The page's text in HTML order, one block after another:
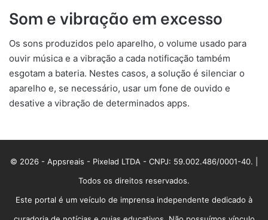
Som e vibração em excesso
Os sons produzidos pelo aparelho, o volume usado para
ouvir música e a vibração a cada notificação também
esgotam a bateria. Nestes casos, a solução é silenciar o
aparelho e, se necessário, usar um fone de ouvido e
desative a vibração de determinados apps.
© 2026 - Appsreais - Pixelad LTDA - CNPJ: 59.002.486/0001-40. |
Todos os direitos reservados.
Este portal é um veículo de imprensa independente dedicado à